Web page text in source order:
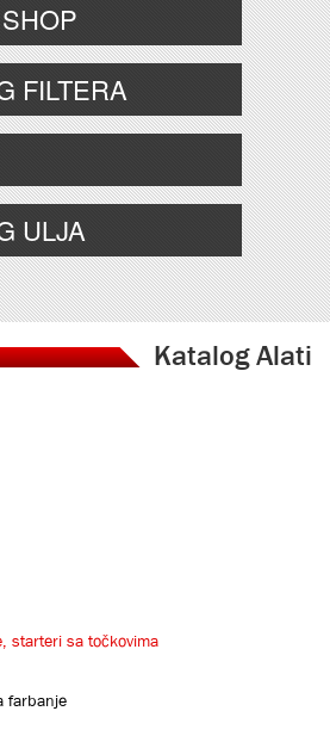
FILTERA
ULJA
Katalog Alati
starteri sa točkovima
farbanje